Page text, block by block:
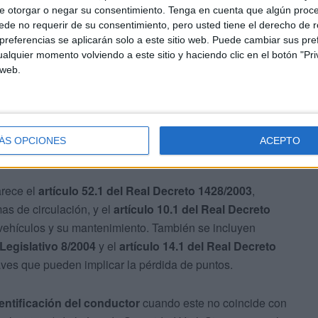
otorgar o negar su consentimiento. Tenga en cuenta que algún
no requerir de su consentimiento, pero usted tiene el derecho de
se aplicarán solo a este sitio web. Puede cambiar sus
momento volviendo a este sitio y haciendo clic en el botón
OPCIONES ACEPTO
publicadas en el BOE.
un segundo anuncio con lainiciación de
también en Ceuta. En total, se contabilizan un
entre100 y 1.000 euros.
el artículo 52.1 del Real Decreto 1428/2003,
de circulación, y el artículo 10.1 del Real Decreto
y su mantenimiento. También se incluyen
8/2004 y el artículo 14.1 del Real Decreto
que pueden implicar la pérdida de puntos.
del conductorcuando este no coincide con